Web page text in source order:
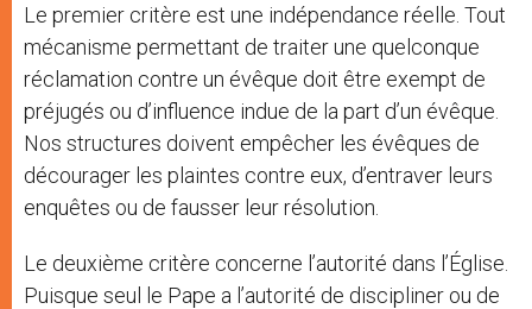
Le premier critère est une indépendance réelle. Tout
mécanisme permettant de traiter une quelconque
réclamation contre un évêque doit être exempt de
préjugés ou d’influence indue de la part d’un évêque.
Nos structures doivent empêcher les évêques de
décourager les plaintes contre eux, d’entraver leurs
enquêtes ou de fausser leur résolution.
Le deuxième critère concerne l’autorité dans l’Église.
Puisque seul le Pape a l’autorité de discipliner ou de